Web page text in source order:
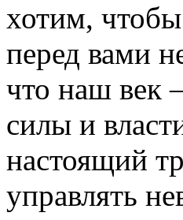
хотим,
перед вами
что наш век
силы и
настоящий
управлять